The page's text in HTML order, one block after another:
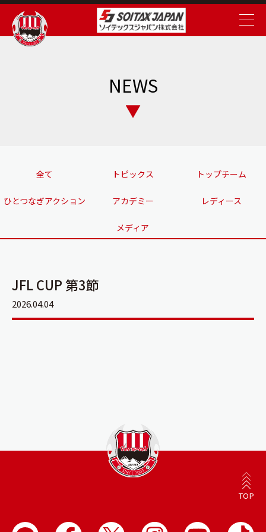
NEWS
全て トピックス トップチーム
ひとつなぎアクション アカデミー レディース
メディア
JFL CUP 第3節
2026.04.04
TOP